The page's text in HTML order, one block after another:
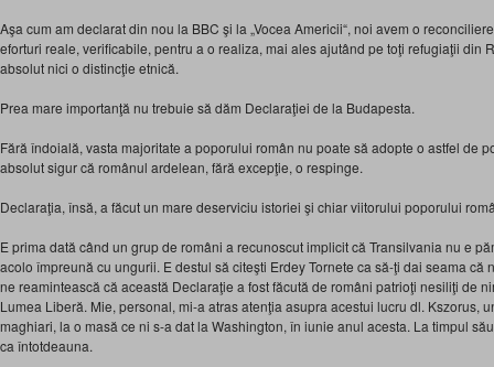
Aşa cum am declarat din nou la BBC şi la „Vocea Americii“, noi avem o
eforturi reale, verificabile, pentru a o realiza, mai ales ajutând pe toţi refugiaţii din
absolut nici o distincţie etnică.
Prea mare importanţă nu trebuie să dăm Declaraţiei de la Budapesta.
Fără îndoială, vasta majoritate a poporului român nu poate să adopte o astfel de
absolut sigur că românul ardelean, fără excepţie, o respinge.
Declaraţia, însă, a făcut un mare deserviciu istoriei şi chiar viitorului poporului
E prima dată când un grup de români a recunoscut implicit că Transilvania nu e
acolo împreună cu ungurii. E destul să citeşti Erdey Tornete ca să-ţi dai seama că
ne reamintească că această Declaraţie a fost făcută de români patrioţi nesiliţi de
Lumea Liberă. Mie, personal, mi-a atras atenţia asupra acestui lucru dl. Kszorus,
maghiari, la o masă ce ni s-a dat la Washington, în iunie anul acesta. La timpul
ca întotdeauna.